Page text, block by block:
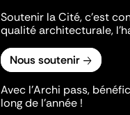
Soutenir la Cité, c'est
qualité architecturale,
Nous soutenir
Avec l’Archi pass,
long de l’année !